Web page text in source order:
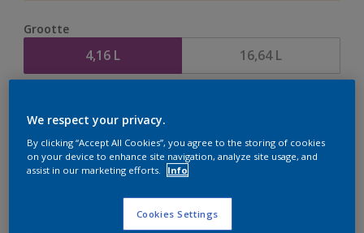
Grootte
4,16 L 16,64 L
te bestellen. Houd de website in de gaten, we werken
er hard aan om de voorraad aan te vullen.
We respect your privacy.
By clicking “Accept All Cookies”, you agree to the storing of cookies
on your device to enhance site navigation, analyze site usage, and
assist in our marketing efforts.
Info
Cookies Settings